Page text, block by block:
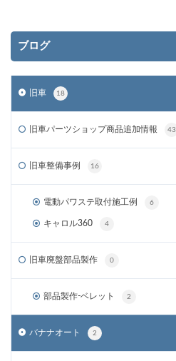
ブログ
旧車 18
旧車パーツショップ商品追加情報 43
旧車整備事例 16
電動パワステ取付施工例 6
キャロル360 4
旧車廃盤部品製作 0
部品製作-ベレット 2
バナナオート 2